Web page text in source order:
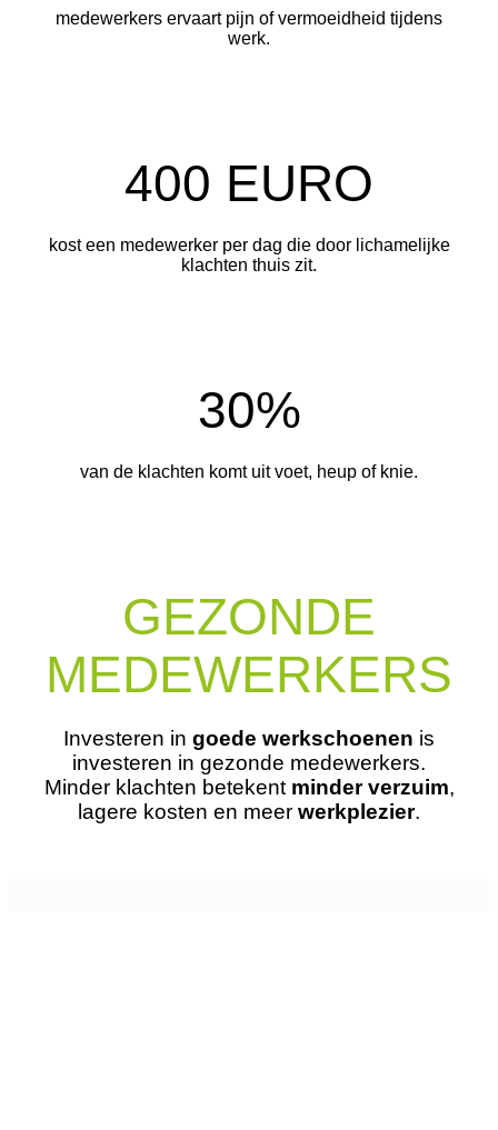
medewerkers ervaart pijn of vermoeidheid tijdens
werk.
400 EURO
kost een medewerker per dag die door lichamelijke
klachten thuis zit.
30%
van de klachten komt uit voet, heup of knie.
GEZONDE
MEDEWERKERS
Investeren in goede werkschoenen is
investeren in gezonde medewerkers.
Minder klachten betekent minder verzuim,
lagere kosten en meer werkplezier.